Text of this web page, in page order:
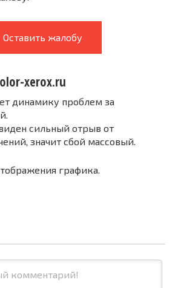
Оставить жалобу
xerox.ru
динамику проблем за
сильный отрыв от
значит сбой массовый.
графика.